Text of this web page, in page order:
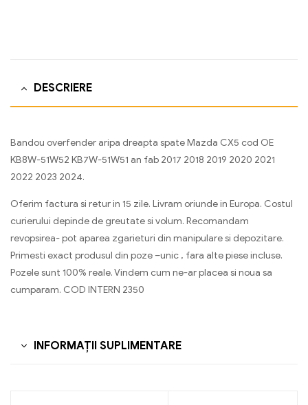
DESCRIERE
Bandou overfender aripa dreapta spate Mazda CX5 cod OE
KB8W-51W52 KB7W-51W51 an fab 2017 2018 2019 2020 2021
2022 2023 2024.
Oferim factura si retur in 15 zile. Livram oriunde in Europa. Costul
curierului depinde de greutate si volum. Recomandam
revopsirea- pot aparea zgarieturi din manipulare si depozitare.
Primesti exact produsul din poze –unic , fara alte piese incluse.
Pozele sunt 100% reale. Vindem cum ne-ar placea si noua sa
cumparam. COD INTERN 2350
INFORMAȚII SUPLIMENTARE